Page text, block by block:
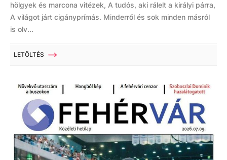
hölgyek és marcona vitézek, A tudós, aki rálelt a királyi párra,
A világot járt cigányprímás. Minderről és sok minden másról
is olv...
LETÖLTÉS